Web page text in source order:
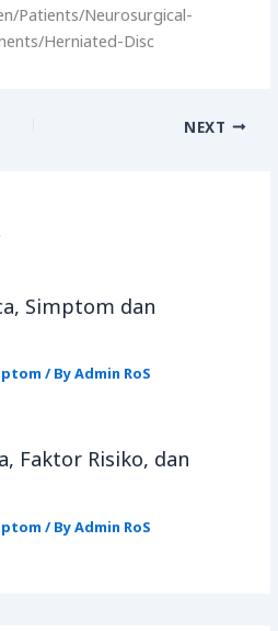
Patients/Neurosurgical-
Herniated-Disc
NEXT
Simptom dan
/ ByAdmin RoS
Faktor Risiko, dan
/ ByAdmin RoS